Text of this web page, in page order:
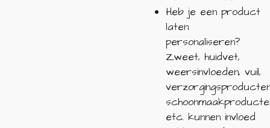
Heb je een product
laten
personaliseren?
Zweet, huidvet,
weersinvloeden, vuil,
etc. kunnen invloed